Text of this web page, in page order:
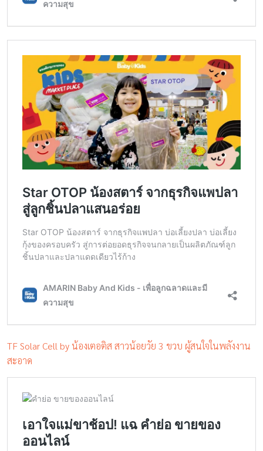
TF Solar Cell by น้องเตอติส สาวน้อยวัย 3 ขวบ ผู้สนใจในพลังงาน
สะอาด